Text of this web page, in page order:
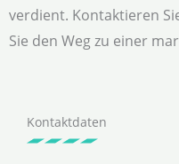
verdient. Kontaktieren
Sie den Weg zu einer
Kontaktdaten